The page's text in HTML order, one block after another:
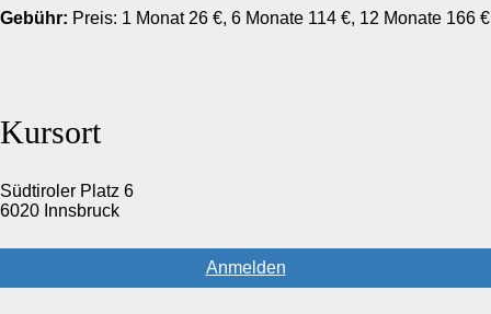
Gebühr: Preis: 1 Monat 26 €, 6 Monate 114 €, 12 Monate 166 €
Kursort
Südtiroler Platz 6
6020 Innsbruck
Anmelden